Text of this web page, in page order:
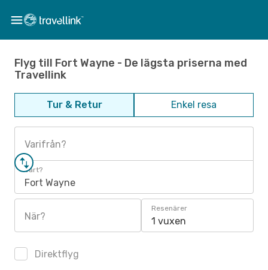
Flyg till Fort Wayne - De lägsta priserna med
Travellink
Tur & Retur Enkel resa
Varifrån?
Vart?
Fort Wayne
När?
Resenärer
1 vuxen
Direktflyg